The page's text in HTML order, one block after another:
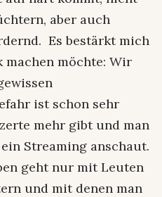
aber auch
Es bestärkt mich
möchte: Wir
ist schon sehr
mehr gibt und man
Streaming anschaut.
geht nur mit Leuten
und mit denen man